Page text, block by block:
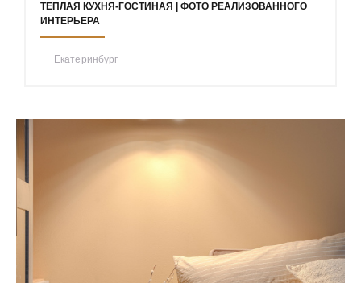
ТЕПЛАЯ КУХНЯ-ГОСТИНАЯ | ФОТО РЕАЛИЗОВАННОГО
ИНТЕРЬЕРА
Екатеринбург